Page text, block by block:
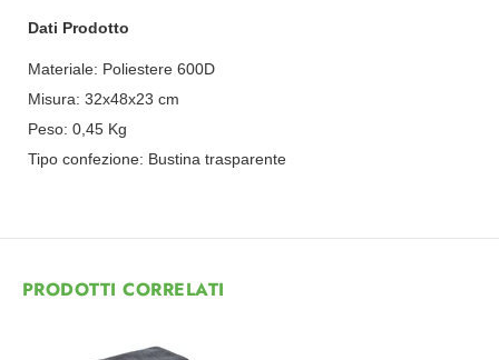
Dati Prodotto
Materiale: Poliestere 600D
Misura: 32x48x23 cm
Peso: 0,45 Kg
Tipo confezione: Bustina trasparente
PRODOTTI CORRELATI